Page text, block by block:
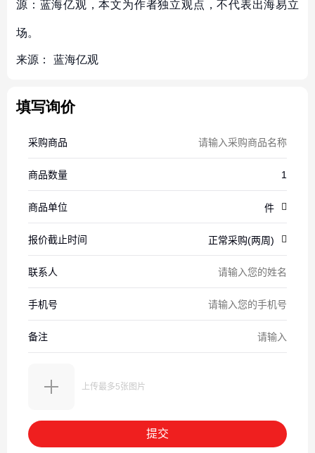
源：蓝海亿观，本文为作者独立观点，不代表出海易立
场。
来源： 蓝海亿观
填写询价